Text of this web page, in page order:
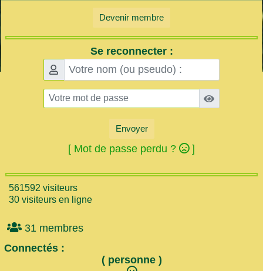
Devenir membre
Se reconnecter :
Envoyer
[ Mot de passe perdu ? ]
561592 visiteurs
30 visiteurs en ligne
31 membres
Connectés :
( personne )